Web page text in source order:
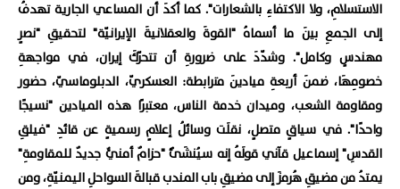
الاستسلامِ، ولا الاكتفاءِ بالشعارات". كما أكدَ أن المساعي الجارية تهدفُ
إلى الجمعِ بينَ ما أسماهُ "القوةَ والعقلانيةَ الإيرانيّة" لتحقيقِ "نصرٍ
مهندسٍ وكامل". وشدّدَ على ضرورةِ أن تتحرّكَ إيران، في مواجهةِ
خصومِهَا، ضمنَ أربعةِ ميادينَ مترابطة: العسكريّ، الدبلوماسيّ، حضور
ومقاومة الشعب، وميدان خدمة الناس، معتبرًا هذه الميادين "نسيجًا
واحدًا". في سياقٍ متصلٍ، نقلَت وسائلُ ​إعلامٍ رسميةٍ عن قائدِ "فيلقِ
القدسِ" إسماعيل قآني قولَهُ إنه سيُنشَئُ "حزامٌ أمنيٌّ جديدٌ للمقاومةِ"
يمتدُ من مضيقِ هُرمزَ إلى مضيقِ باب المندب قبالةَ السواحلِ اليمنيّةِ، ومن